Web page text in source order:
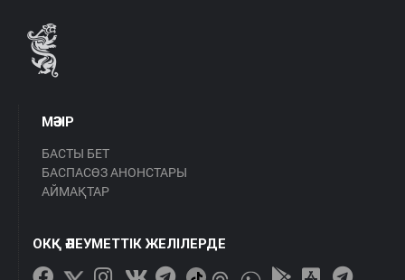
МӘЗІР
БАСТЫ БЕТ
БАСПАСӨЗ АНОНСТАРЫ
АЙМАҚТАР
ОКҚ ӘЛЕУМЕТТІК ЖЕЛІЛЕРДЕ